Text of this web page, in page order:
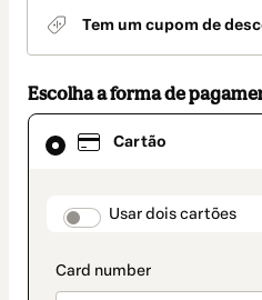
Tem um cupom de
Escolha a forma de
Cartão
Usar dois cartões
Cartão
selecionado
pagamento